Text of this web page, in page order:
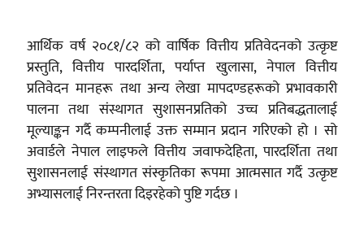
आर्थिक वर्ष २०८१/८२ को वार्षिक वित्तीय प्रतिवेदनको उत्कृष्ट
प्रस्तुति, वित्तीय पारदर्शिता, पर्याप्त खुलासा, नेपाल वित्तीय
प्रतिवेदन मानहरू तथा अन्य लेखा मापदण्डहरूको प्रभावकारी
पालना तथा संस्थागत सुशासनप्रतिको उच्च प्रतिबद्धतालाई
मूल्याङ्कन गर्दै कम्पनीलाई उक्त सम्मान प्रदान गरिएको हो । सो
अवार्डले नेपाल लाइफले वित्तीय जवाफदेहिता, पारदर्शिता तथा
सुशासनलाई संस्थागत संस्कृतिका रूपमा आत्मसात गर्दै उत्कृष्ट
अभ्यासलाई निरन्तरता दिइरहेको पुष्टि गर्दछ ।